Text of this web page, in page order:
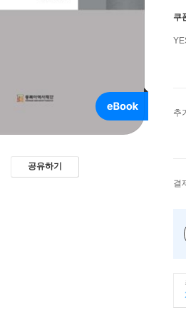
공유하기
쿠
추
결